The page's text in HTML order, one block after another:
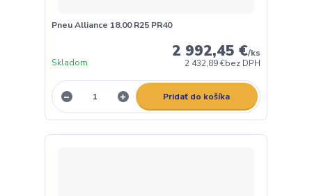
Pneu Alliance 18.00 R25 PR40
2 992,45 €/ks
2 432,89 €bez DPH
Skladom
Pridať do košíka